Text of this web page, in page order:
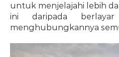
untuk menjelajahi lebih
ini daripada
menghubungkannya